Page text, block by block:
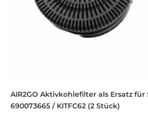
AIR2GO Aktivkohlefilter als Ersatz für
690073665 / KITFC62 (2 Stück)